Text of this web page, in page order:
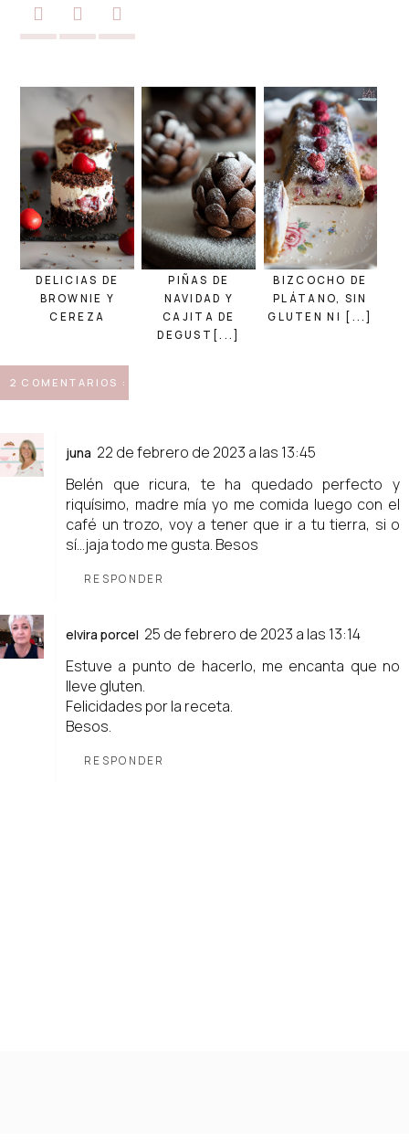
DELICIAS DE
BROWNIE Y
CEREZA
PIÑAS DE
NAVIDAD Y
CAJITA DE
DEGUST[...]
BIZCOCHO DE
PLÁTANO, SIN
GLUTEN NI [...]
2 COMENTARIOS :
juna 22 de febrero de 2023 a las 13:45
Belén que ricura, te ha quedado perfecto y
riquísimo, madre mía yo me comida luego con el
café un trozo, voy a tener que ir a tu tierra, si o
sí...jaja todo me gusta. Besos
RESPONDER
elvira porcel 25 de febrero de 2023 a las 13:14
Estuve a punto de hacerlo, me encanta que no
lleve gluten.
Felicidades por la receta.
Besos.
RESPONDER